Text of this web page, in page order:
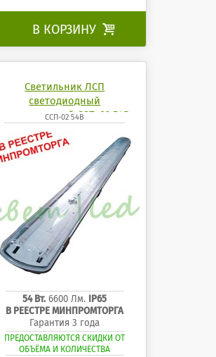
В КОРЗИНУ 
Светильник ЛСП
светодиодный
промышленный ССП-02 54Вт
4200К 6500K mobilux
ССП-02 54В
54 Вт. 6600 Лм.
IP65
В РЕЕСТРЕ МИНПРОМТОРГА
Гарантия 3 года
ПРЕДОСТАВЛЯЮТСЯ СКИДКИ ОТ
ОБЪЁМА И КОЛИЧЕСТВА